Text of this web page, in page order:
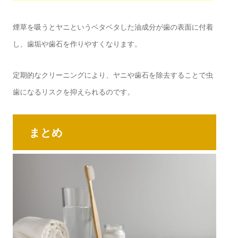
煙草を吸うとヤニというベタベタした油成分が歯の表面に付着
し、歯垢や歯石を作りやすくなります。
定期的なクリーニングにより、ヤニや歯石を除去することで虫
歯になるリスクを抑えられるのです。
まとめ